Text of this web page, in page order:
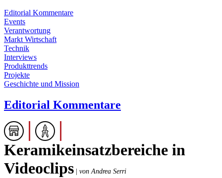
Editorial Kommentare
Events
Verantwortung
Markt Wirtschaft
Technik
Interviews
Produkttrends
Projekte
Geschichte und Mission
Editorial Kommentare
Keramikeinsatzbereiche in
Videoclips
von Andrea Serri